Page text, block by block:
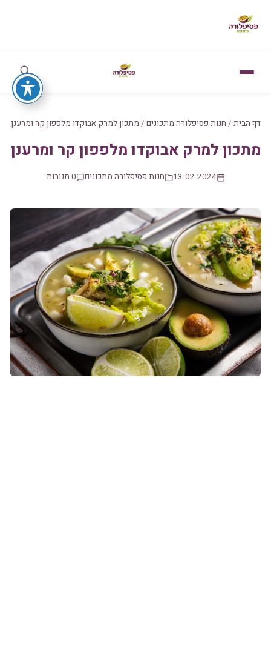
דף הבית / חנות פסיפלורה מתכונים / מתכון למרק אבוקדו מלפפון קר ומרענן
מתכון למרק אבוקדו מלפפון קר ומרענן
13.02.2024 חנות פסיפלורה מתכונים 0 תגובות